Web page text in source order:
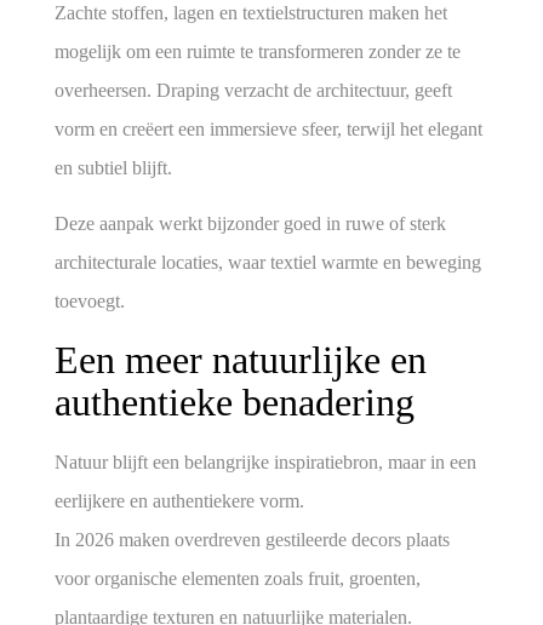
Zachte stoffen, lagen en textielstructuren maken het
mogelijk om een ruimte te transformeren zonder ze te
overheersen. Draping verzacht de architectuur, geeft
vorm en creëert een immersieve sfeer, terwijl het elegant
en subtiel blijft.
Deze aanpak werkt bijzonder goed in ruwe of sterk
architecturale locaties, waar textiel warmte en beweging
toevoegt.
Een meer natuurlijke en
authentieke benadering
Natuur blijft een belangrijke inspiratiebron, maar in een
eerlijkere en authentiekere vorm.
In 2026 maken overdreven gestileerde decors plaats
voor organische elementen zoals fruit, groenten,
plantaardige texturen en natuurlijke materialen.